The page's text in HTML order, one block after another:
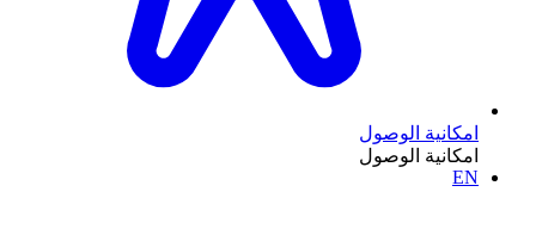
امكانية الوصول
امكانية الوصول
EN